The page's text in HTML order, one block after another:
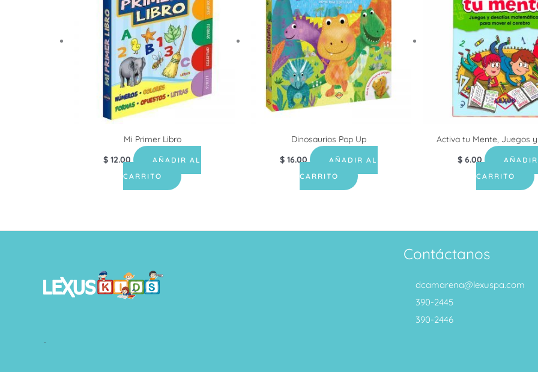
Mi Primer Libro
$ 12.00
AÑADIR AL
CARRITO
Dinosaurios Pop Up
$ 16.00
AÑADIR AL
CARRITO
Activa tu Mente, Juegos
$ 6.00
CARRITO
-
Contáctanos
dcamarena@lexuspa.com
390-2445
390-2446